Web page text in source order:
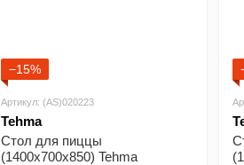
−15%
Артикул: (AS)020223
Tehma
Стол для пиццы
(1400х700х850) Tehma